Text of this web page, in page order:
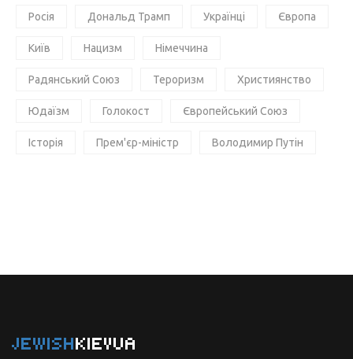
Росія Дональд Трамп Українці Європа
Київ Нацизм Німеччина
Радянський Союз Тероризм Християнство
Юдаїзм Голокост Європейський Союз
Історія Прем'єр-міністр Володимир Путін
JEWISHKIEVUA